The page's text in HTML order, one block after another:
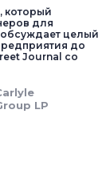
который
для
обсуждает целый
до
Journal со
LP